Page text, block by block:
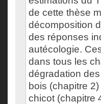
de cette thèse
décomposition
des réponses
autécologie.
dans tous les
dégradation
bois (chapitre
chicot (chapitre